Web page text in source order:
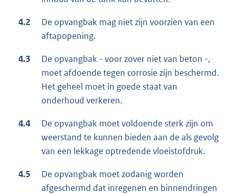
4.2
De opvangbak mag niet zijn voorzien van een
aftapopening.
4.3
De opvangbak - voor zover niet van beton -,
moet afdoende tegen corrosie zijn beschermd.
Het geheel moet in goede staat van
onderhoud verkeren.
4.4
De opvangbak moet voldoende sterk zijn om
weerstand te kunnen bieden aan de als gevolg
van een lekkage optredende vloeistofdruk.
4.5
De opvangbak moet zodanig worden
afgeschermd dat inregenen en binnendringen